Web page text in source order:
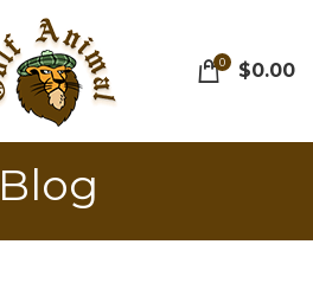
0 $0.00
Blog